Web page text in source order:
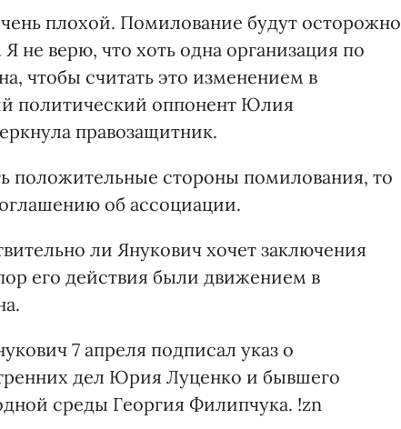
плохой. Помилование будут осторожно
Я не верю, что хоть одна организация по
чтобы считать это изменением в
политический оппонент Юлия
правозащитник.
положительные стороны помилования, то
об ассоциации.
ли Янукович хочет заключения
его действия были движением в
7 апреля подписал указ о
дел Юрия Луценко и бывшего
среды Георгия Филипчука. !zn